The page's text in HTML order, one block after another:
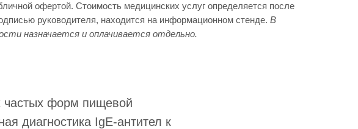
офертой. Стоимость медицинских услуг определяется после
руководителя, находится на информационном стенде. В
назначается и оплачивается отдельно.
частых форм пищевой
диагностика IgE-антител к